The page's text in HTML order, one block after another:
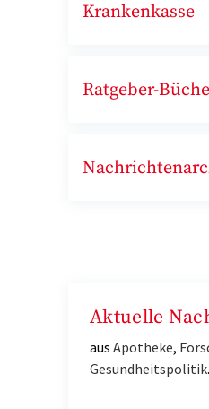
Krankenkasse
Ratgeber-
Aktuelle
aus Apotheke,
Gesundheitspolitik.